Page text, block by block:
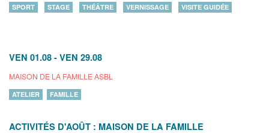
SPORT
STAGE THÉÂTRE VERNISSAGE VISITE GUIDÉE
VEN 01.08 - VEN 29.08
MAISON DE LA FAMILLE ASBL
ATELIER FAMILLE
ACTIVITÉS D'AOÛT : MAISON DE LA FAMILLE